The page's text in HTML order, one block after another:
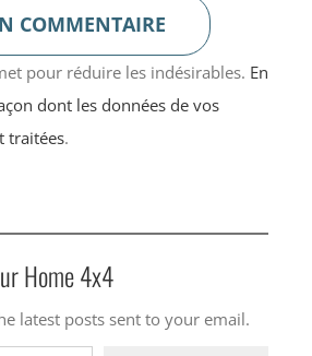
pour réduire les indésirables. En
dont les données de vos
traitées.
Home 4x4
latest posts sent to your email.